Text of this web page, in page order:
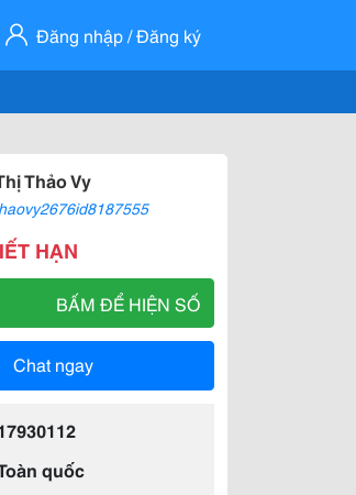
Đăng nhập / Đăng ký
Thảo Vy
HẠN
BẤM ĐỂ HIỆN SỐ
Chat ngay
quốc